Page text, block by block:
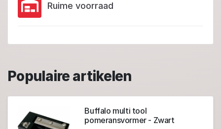
Ruime voorraad
Populaire artikelen
Buffalo multi tool
pomeransvormer - Zwart